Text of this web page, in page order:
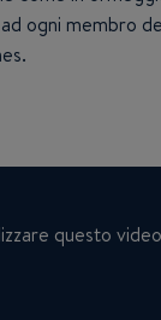
ogni membro
questo